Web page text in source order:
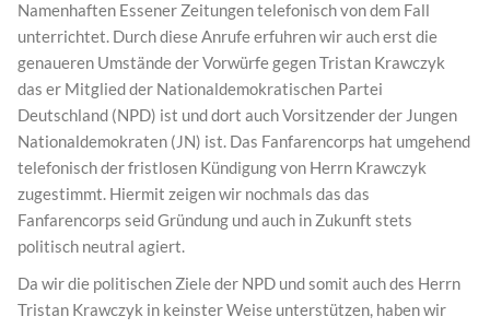
Namenhaften Essener Zeitungen telefonisch von dem Fall
unterrichtet. Durch diese Anrufe erfuhren wir auch erst die
genaueren Umstände der Vorwürfe gegen Tristan Krawczyk
das er Mitglied der Nationaldemokratischen Partei
Deutschland (NPD) ist und dort auch Vorsitzender der Jungen
Nationaldemokraten (JN) ist. Das Fanfarencorps hat umgehend
telefonisch der fristlosen Kündigung von Herrn Krawczyk
zugestimmt. Hiermit zeigen wir nochmals das das
Fanfarencorps seid Gründung und auch in Zukunft stets
politisch neutral agiert.
Da wir die politischen Ziele der NPD und somit auch des Herrn
Tristan Krawczyk in keinster Weise unterstützen, haben wir